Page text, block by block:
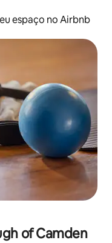
espaço no Airbnb
of Camden